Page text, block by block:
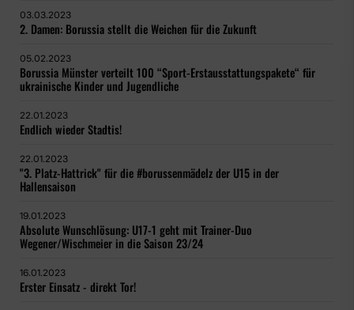
03.03.2023
2. Damen: Borussia stellt die Weichen für die Zukunft
05.02.2023
Borussia Münster verteilt 100 “Sport-Erstausstattungspakete“ für
ukrainische Kinder und Jugendliche
22.01.2023
Endlich wieder Stadtis!
22.01.2023
"3. Platz-Hattrick" für die #borussenmädelz der U15 in der
Hallensaison
19.01.2023
Absolute Wunschlösung: U17-1 geht mit Trainer-Duo
Wegener/Wischmeier in die Saison 23/24
16.01.2023
Erster Einsatz - direkt Tor!